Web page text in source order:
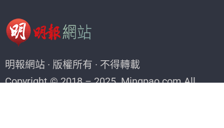
明報網站 · 版權所有 · 不得轉載
Copyright © 2018 – 2025. Mingpao.com All